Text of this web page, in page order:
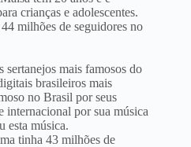
crianças e adolescentes.
milhões de seguidores no
sertanejos mais famosos do
brasileiros mais
no Brasil por seus
internacional por sua música
esta música.
tinha 43 milhões de